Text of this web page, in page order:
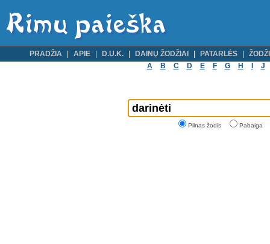
PRADŽIA APIE D.U.K. DAINŲ ŽODŽIAI PATARLĖS
A
B C D E F G H J
Pilnas žodis Pabaiga